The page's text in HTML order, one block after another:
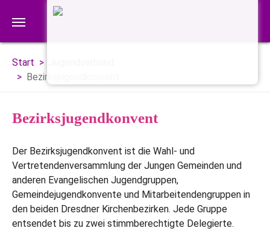
Start
Bezirksjugendkonvent
Bezirksjugendkonvent
Der Bezirksjugendkonvent ist die Wahl- und
Vertretendenversammlung der Jungen Gemeinden und
anderen Evangelischen Jugendgruppen,
Gemeindejugendkonvente und Mitarbeitendengruppen in
den beiden Dresdner Kirchenbezirken. Jede Gruppe
entsendet bis zu zwei stimmberechtigte Delegierte.